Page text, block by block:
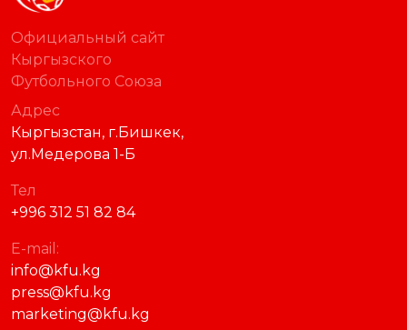
Официальный сайт
Кыргызского
Футбольного Союза
Адрес
Кыргызстан, г.Бишкек,
ул.Медерова 1-Б
Тел
+996 312 51 82 84
E-mail:
info@kfu.kg
press@kfu.kg
marketing@kfu.kg